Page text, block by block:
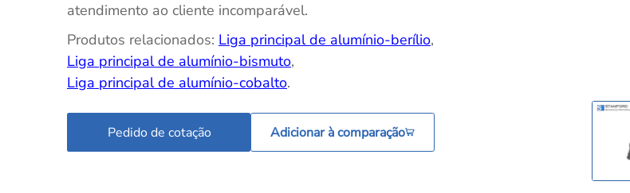
atendimento ao cliente incomparável.
Produtos relacionados: Liga principal de alumínio-berílio,
Liga principal de alumínio-bismuto,
Liga principal de alumínio-cobalto.
Pedido de cotação Adicionar à comparação